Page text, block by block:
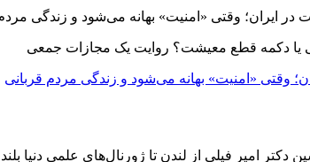
یا دکمه قطع معیشت؟ روایت یک مجازات جمعی
وقتی «امنیت» بهانه می‌شود و زندگی مردم قربانی